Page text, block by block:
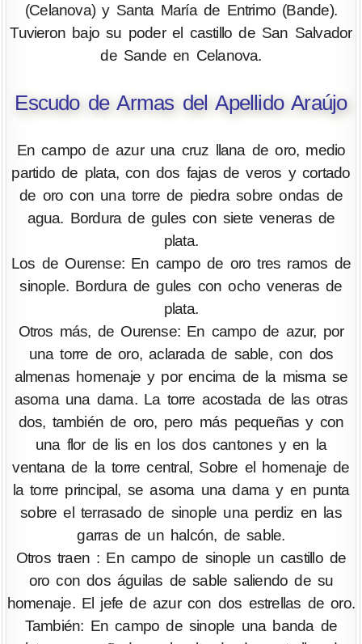
(Celanova) y Santa María de Entrimo (Bande).
Tuvieron bajo su poder el castillo de San Salvador
de Sande en Celanova.
Escudo de Armas del Apellido Araújo
En campo de azur una cruz llana de oro, medio
partido de plata, con dos fajas de veros y cortado
de oro con una torre de piedra sobre ondas de
agua. Bordura de gules con siete veneras de
plata.
Los de Ourense: En campo de oro tres ramos de
sinople. Bordura de gules con ocho veneras de
plata.
Otros más, de Ourense: En campo de azur, por
una torre de oro, aclarada de sable, con dos
almenas homenaje y por encima de la misma se
asoma una dama. La torre acostada de las otras
dos, también de oro, pero más pequeñas y con
una flor de lis en los dos cantones y en la
ventana de la torre central, Sobre el homenaje de
la torre principal, se asoma una dama y en punta
sobre el terrasado de sinople una perdiz en las
garras de un halcón, de sable.
Otros traen : En campo de sinople un castillo de
oro con dos águilas de sable saliendo de su
homenaje. El jefe de azur con dos estrellas de oro.
También: En campo de sinople una banda de